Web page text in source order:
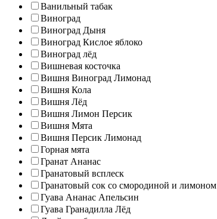
Ванильный табак
Виноград
Виноград Дыня
Виноград Кислое яблоко
Виноград лёд
Вишневая косточка
Вишня Виноград Лимонад
Вишня Кола
Вишня Лёд
Вишня Лимон Персик
Вишня Мята
Вишня Персик Лимонад
Горная мята
Гранат Ананас
Гранатовый всплеск
Гранатовый сок со смородиной и лимоном
Гуава Ананас Апельсин
Гуава Гранадилла Лёд